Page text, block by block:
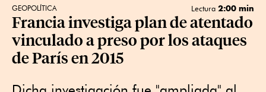
GEOPOLÍTICA Lectura 2:00 min
Francia investiga plan de atentado
vinculado a preso por los ataques
de París en 2015